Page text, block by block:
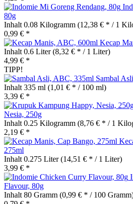
80g
Inhalt 0.08 Kilogramm (12,38 € * / 1
0,99 € *
Kecap
Inhalt 0.6 Liter(8,32 € * / 1 Liter)
4,99 € *
TIPP!
Sambal
Inhalt 335 ml (1,01 € * / 100 ml)
3,39 € *
Nesia, 250g
Inhalt 0.25 Kilogramm (8,76 € * / 1
2,19 € *
275ml
Inhalt 0.275 Liter(14,51 € * / 1 Liter)
3,99 € *
Flavour, 80g
Inhalt 80 Gramm (0,99 € * / 100